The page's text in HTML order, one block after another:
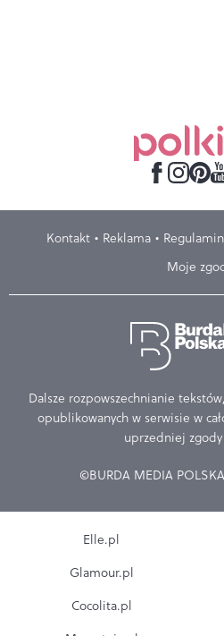
Kontakt Reklama Regulamin
Moje
Dalsze rozpowszechnianie
opublikowanych w serwisie w
uprzedniej zgody
©BURDA MEDIA
Elle.pl
Glamour.pl
Cocolita.pl